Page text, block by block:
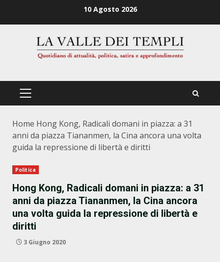
10 Agosto 2026
PRIMÄRES
Home Hong Kong, Radicali domani in piazza: a 31
anni da piazza Tiananmen, la Cina ancora una volta
guida la repressione di libertà e diritti
Politica
Hong Kong, Radicali domani in piazza: a 31
anni da piazza Tiananmen, la Cina ancora
una volta guida la repressione di libertà e
diritti
3 Giugno 2020